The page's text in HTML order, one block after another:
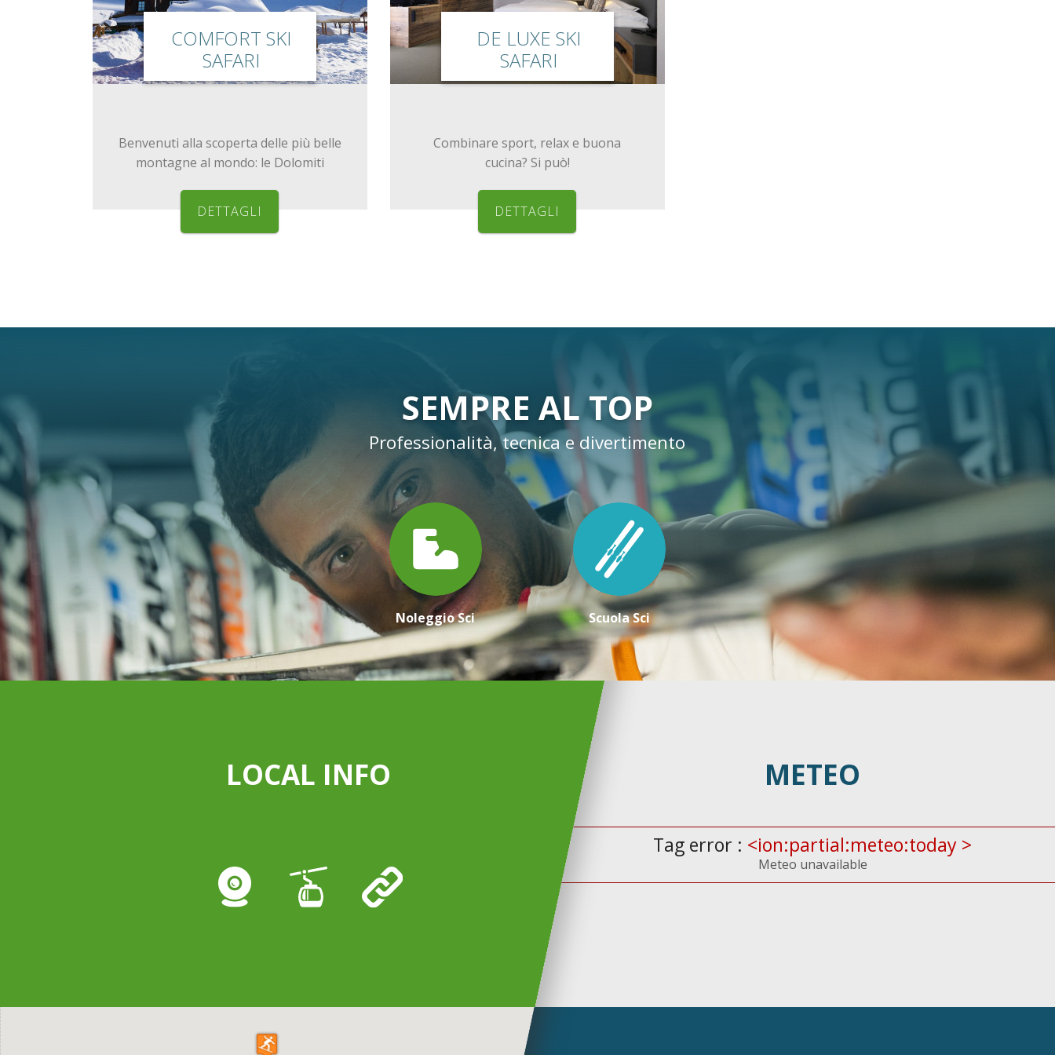
COMFORT SKI
SAFARI
Benvenuti alla scoperta delle più belle
montagne al mondo: le Dolomiti
DETTAGLI
DE LUXE SKI
SAFARI
Combinare sport, relax e buona
cucina? Si può!
DETTAGLI
SEMPRE AL TOP
Professionalità, tecnica e divertimento
Noleggio Sci Scuola Sci
LOCAL INFO METEO
Tag error : <ion:partial:meteo:today >
Meteo unavailable